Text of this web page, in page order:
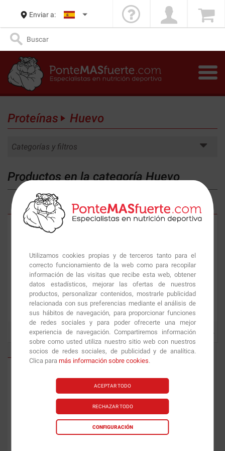
Utilizamos cookies propias y de terceros tanto para el
correcto funcionamiento de la web como para recopilar
información de las visitas que recibe esta web, obtener
datos estadísticos, mejorar las ofertas de nuestros
productos, personalizar contenidos, mostrarle publicidad
relacionada con sus preferencias mediante el análisis de
sus hábitos de navegación, para proporcionar funciones
de redes sociales y para poder ofrecerte una mejor
experiencia de navegación. Compartiremos información
sobre como usted utiliza nuestro sitio web con nuestros
socios de redes sociales, de publicidad y de analítica.
Clica paramás información sobre cookies.
ACEPTAR TODO
RECHAZAR TODO
CONFIGURACIÓN
Enviar a:
Proteínas Huevo
Categorías y filtros
Productos en la categoría Huevo
Protein Shake800 gr
€
40.90
Protein Shake 2 Kg
81.81